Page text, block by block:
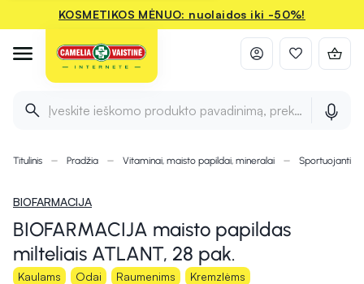
KOSMETIKOS MĖNUO: nuolaidos iki -50%!
Įveskite ieškomo produkto pavadinimą, prekės ženklą ir
Titulinis Pradžia Vitaminai, maisto papildai, mineralai
BIOFARMACIJA
BIOFARMACIJA maisto papildas
milteliais ATLANT, 28 pak.
Kaulams Odai Raumenims Kremzlėms